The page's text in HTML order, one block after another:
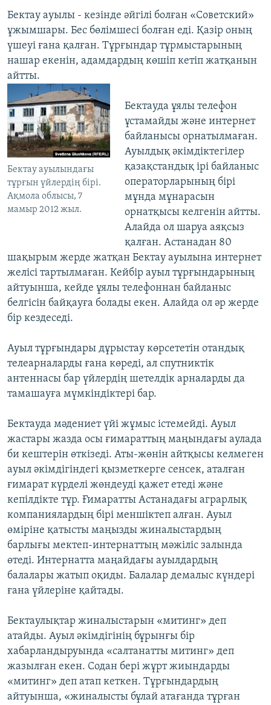
Бектау ауылы - кезінде әйгілі болған «Советский»
ұжымшары. Бес бөлімшесі болған еді. Қазір оның
үшеуі ғана қалған. Тұрғындар тұрмыстарының
нашар екенін, адамдардың көшіп кетіп жатқанын
айтты.
Бектау ауылындағы
тұрғын үйлердің бірі.
Ақмола облысы, 7
мамыр 2012 жыл.
Бектауда ұялы телефон
ұстамайды және интернет
байланысы орнатылмаған.
Ауылдық әкімдіктегілер
қазақстандық ірі байланыс
операторларының бірі
мұнда мұнарасын
орнатқысы келгенін айтты.
Алайда ол шаруа аяқсыз
қалған. Астанадан 80
шақырым жерде жатқан Бектау ауылына интернет
желісі тартылмаған. Кейбір ауыл тұрғындарының
айтуынша, кейде ұялы телефоннан байланыс
белгісін байқауға болады екен. Алайда ол әр жерде
бір кездеседі.
Ауыл тұрғындары дұрыстау көрсететін отандық
телеарналарды ғана көреді, ал спутниктік
антеннасы бар үйлердің шетелдік арналарды да
тамашауға мүмкіндіктері бар.
Бектауда мәдениет үйі жұмыс істемейді. Ауыл
жастары жазда осы ғимараттың маңындағы аулада
би кештерін өткізеді. Аты-жөнін айтқысы келмеген
ауыл әкімдігіндегі қызметкерге сенсек, аталған
ғимарат күрделі жөндеуді қажет етеді және
кепілдікте тұр. Ғимаратты Астанадағы аграрлық
компаниялардың бірі меншіктеп алған. Ауыл
өміріне қатысты маңызды жиналыстардың
барлығы мектеп-интернаттың мәжіліс залында
өтеді. Интернатта маңайдағы ауылдардың
балалары жатып оқиды. Балалар демалыс күндері
ғана үйлеріне қайтады.
Бектаулықтар жиналыстарын «митинг» деп
атайды. Ауыл әкімдігінің бұрынғы бір
хабарландыруында «салтанатты митинг» деп
жазылған екен. Содан бері жұрт жиындарды
«митинг» деп атап кеткен. Тұрғындардың
айтуынша, «жиналысты бұлай атағанда тұрған